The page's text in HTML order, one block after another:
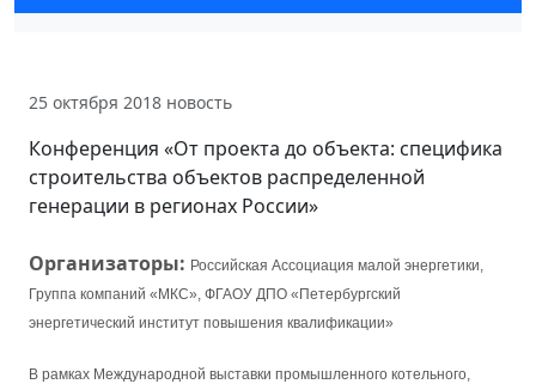
25 октября 2018 новость
Конференция «От проекта до объекта: специфика
строительства объектов распределенной
генерации в регионах России»
Организаторы: Российская Ассоциация малой энергетики,
Группа компаний «МКС», ФГАОУ ДПО «Петербургский
энергетический институт повышения квалификации»
В рамках Международной выставки промышленного котельного,